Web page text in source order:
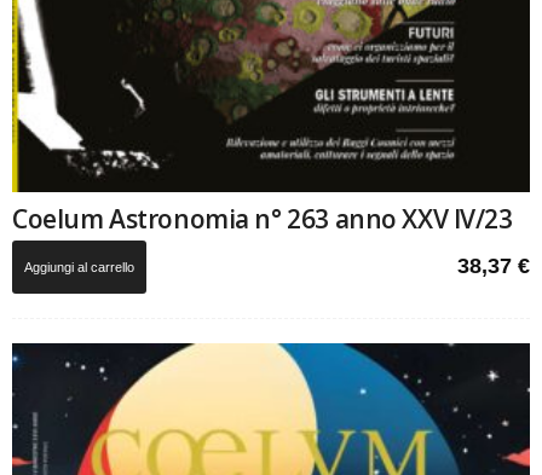
Coelum Astronomia n° 263 anno XXV IV/23
38,37 €
Aggiungi al carrello